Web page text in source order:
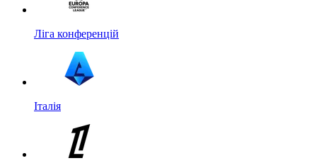
Ліга конференцій
Італія